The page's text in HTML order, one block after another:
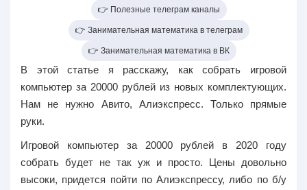
👉 Полезные телеграм каналы
👉 Занимательная математика в телеграм
👉 Занимательная математика в ВК
В этой статье я расскажу, как собрать игровой
компьютер за 20000 рублей из новых комплектующих.
Нам не нужно Авито, Алиэкспресс. Только прямые
руки.
Игровой компьютер за 20000 рублей в 2020 году
собрать будет не так уж и просто. Цены довольно
высоки, придется пойти по Алиэкспрессу, либо по б/у